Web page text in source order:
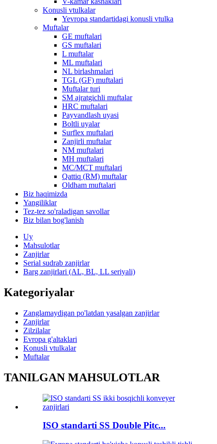
Konusli vtulkalar
Yevropa standartidagi konusli vtulka
Muftalar
GE muftalari
GS muftalari
L muftalar
ML muftalari
NL birlashmalari
TGL (GF) muftalari
Muftalar turi
SM ajratgichli muftalar
HRC muftalari
Payvandlash uyasi
Boltli uyalar
Surflex muftalari
Zanjirli muftalar
NM muftalari
MH muftalari
MC/MCT muftalari
Qattiq (RM) muftalar
Oldham muftalari
Biz haqimizda
Yangiliklar
Tez-tez so'raladigan savollar
Biz bilan bog'lanish
Uy
Mahsulotlar
Zanjirlar
Serial sudrab zanjirlar
Barg zanjirlari (AL, BL, LL seriyali)
Kategoriyalar
Zanglamaydigan po'latdan yasalgan zanjirlar
Zanjirlar
Zilzilalar
Evropa g'altaklari
Konusli vtulkalar
Muftalar
TANILGAN MAHSULOTLAR
ISO standarti SS Double Pitc...